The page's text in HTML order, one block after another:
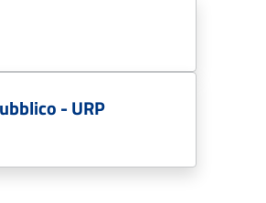
- URP